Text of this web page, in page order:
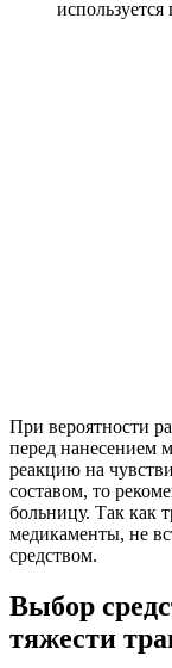
используется
При вероятности
перед нанесением
реакцию на
составом, то
больницу. Так как
медикаменты, не
средством.
Выбор
тяжести